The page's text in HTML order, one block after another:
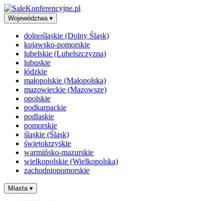
Województwa ▾
dolnośląskie (Dolny Śląsk)
kujawsko-pomorskie
lubelskie (Lubelszczyzna)
lubuskie
łódzkie
małopolskie (Małopolska)
mazowieckie (Mazowsze)
opolskie
podkarpackie
podlaskie
pomorskie
śląskie (Śląsk)
świętokrzyskie
warmińsko-mazurskie
wielkopolskie (Wielkopolska)
zachodniopomorskie
Miasta ▾